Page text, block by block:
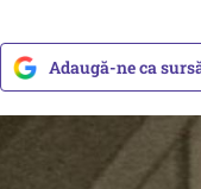
Adaugă-ne ca